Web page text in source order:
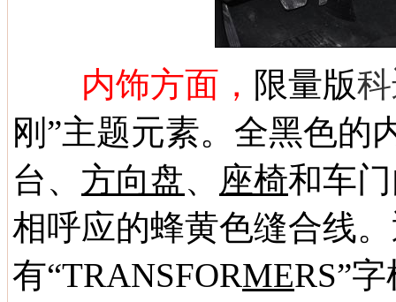
内饰方面， 限量版
刚”主题元素。全黑色的
台、 方向盘、 座椅和车
相呼应的蜂黄色缝合线
有“TRANSFORMERS”